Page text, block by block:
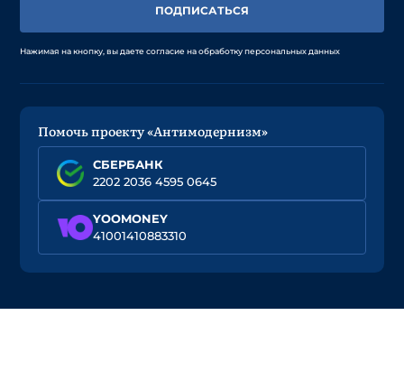
ПОДПИСАТЬСЯ
Нажимая на кнопку, вы даете согласие на обработку персональных данных
Помочь проекту «Антимодернизм»
СБЕРБАНК
2202 2036 4595 0645
YOOMONEY
41001410883310